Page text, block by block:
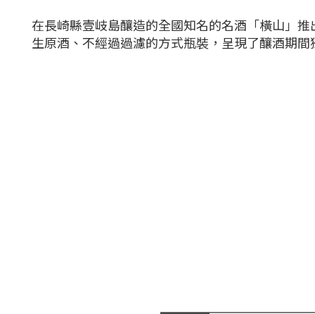
在長崎縣壹岐島釀造的全國知名的名酒「橫山」
生原酒、不經過過濾的方式瓶裝，呈現了釀酒期